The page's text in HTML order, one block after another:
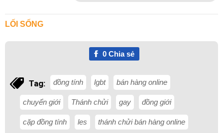
LỐI SỐNG
0Chia sẻ
Tag: đồng tính lgbt bán hàng online
chuyển giới Thánh chửi gay đồng giới
cặp đồng tính les thánh chửi bán hàng online